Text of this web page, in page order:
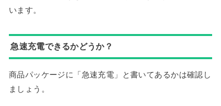
います。
急速充電できるかどうか？
商品パッケージに「急速充電」と書いてあるかは確認し
ましょう。